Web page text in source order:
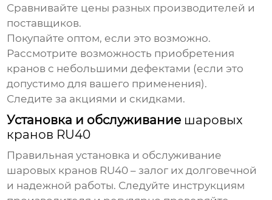
Сравнивайте цены разных производителей и
поставщиков.
Покупайте оптом, если это возможно.
Рассмотрите возможность приобретения
кранов с небольшими дефектами (если это
допустимо для вашего применения).
Следите за акциями и скидками.
Установка и обслуживание шаровых
кранов RU40
Правильная установка и обслуживание
шаровых кранов RU40 – залог их долговечной
и надежной работы. Следуйте инструкциям